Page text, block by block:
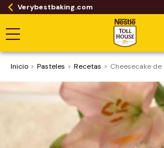
Verybestbaking.com
Inicio Pasteles Recetas Cheesecake